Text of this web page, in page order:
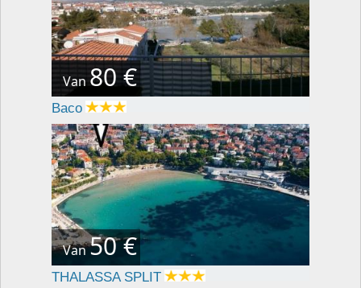
Van 80 €
Baco
Van50 €
THALASSA SPLIT